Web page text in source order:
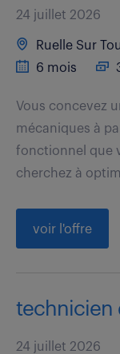
24 juillet 2026
Ruelle Sur
6 mois
Vous concevez
mécaniques à
fonctionnel que
cherchez à
voir l'offre
technicien
24 juillet 2026